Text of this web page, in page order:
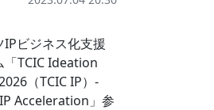
IPビジネス化支援
「TCIC Ideation
（TCIC IP）-
Acceleration」参